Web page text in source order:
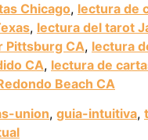
Chicago, lectura de
, lectura del tarot
Pittsburg CA, lectura
CA, lectura de
Beach CA
union, guia-intuitiva,